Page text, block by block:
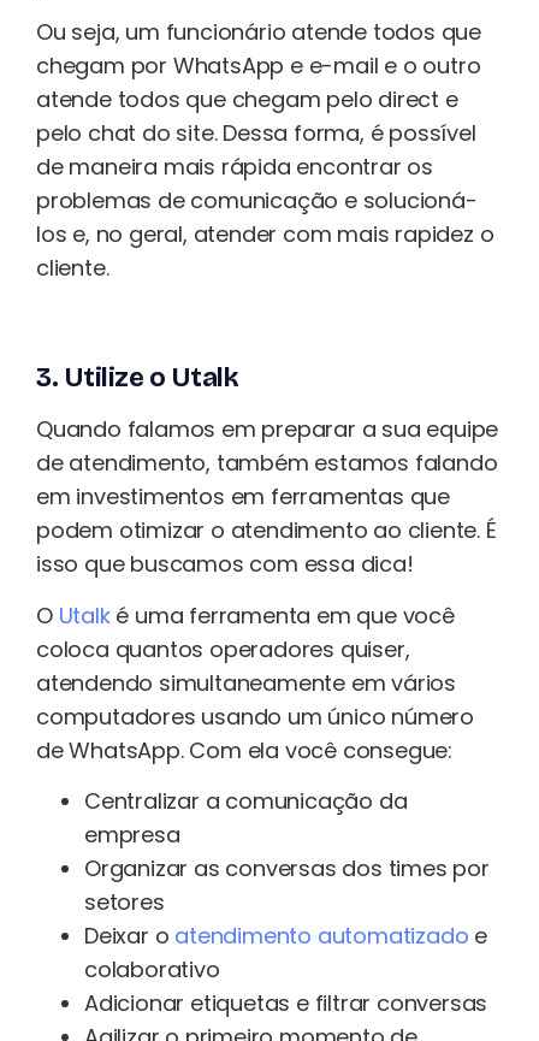
Ou seja, um funcionário atende todos que
chegam por WhatsApp e e-mail e o outro
atende todos que chegam pelo direct e
pelo chat do site. Dessa forma, é possível
de maneira mais rápida encontrar os
problemas de comunicação e solucioná-
los e, no geral, atender com mais rapidez o
cliente.
3. Utilize o Utalk
Quando falamos em preparar a sua equipe
de atendimento, também estamos falando
em investimentos em ferramentas que
podem otimizar o atendimento ao cliente. É
isso que buscamos com essa dica!
O Utalké uma ferramenta em que você
coloca quantos operadores quiser,
atendendo simultaneamente em vários
computadores usando um único número
de WhatsApp. Com ela você consegue:
Centralizar a comunicação da
empresa
Organizar as conversas dos times por
setores
Deixar o atendimento automatizado e
colaborativo
Adicionar etiquetas e filtrar conversas